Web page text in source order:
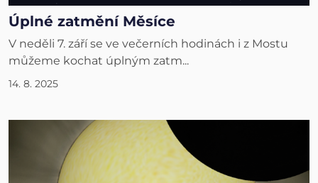
Úplné zatmění Měsíce
V neděli 7. září se ve večerních hodinách i z Mostu
můžeme kochat úplným zatm...
14. 8. 2025